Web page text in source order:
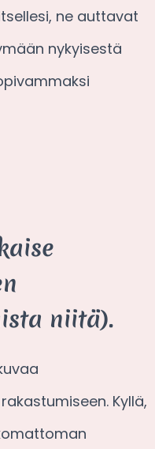
ne auttavat
nykyisestä
niitä).
Kyllä,